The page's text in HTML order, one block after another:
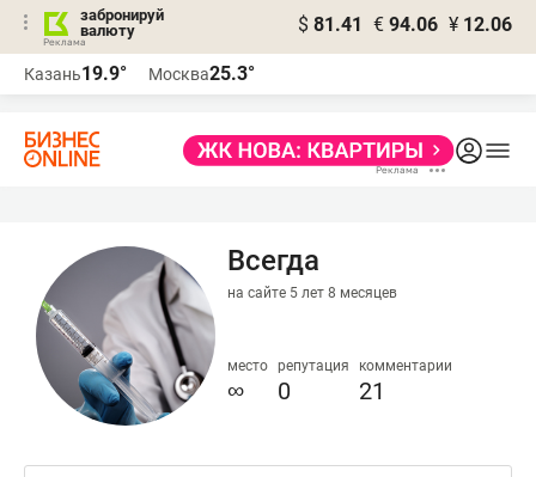
забронируй
валюту
$ 81.41 € 94.06 ¥ 12.06
Казань19.9° Москва25.3°
Всегда
на сайте 5 лет 8 месяцев
место
∞
репутация
0
комментарии
21